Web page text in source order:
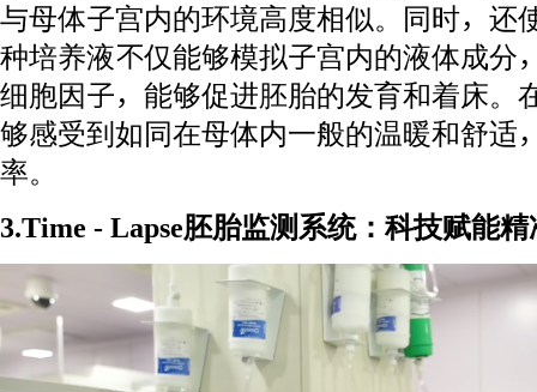
与母体子宫内的环境高度相似。同时，还
种培养液不仅能够模拟子宫内的液体成分
细胞因子，能够促进胚胎的发育和着床。
够感受到如同在母体内一般的温暖和舒适
率。
3.Time - Lapse胚胎监测系统：科技赋能精